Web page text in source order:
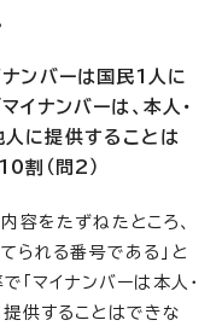
ナンバーは国民1人に
イナンバーは、本人・
に提供することは
割（問2）
容をたずねたところ、
られる番号である」と
マイナンバーは本人・
供することはできな